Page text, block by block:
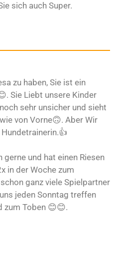
sich auch Super.
zu haben, Sie ist ein
Sie Liebt unsere Kinder
sehr unsicher und sieht
von Vorne🙃. Aber Wir
und hat einen Riesen
in der Woche zum
ganz viele Spielpartner
jeden Sonntag treffen
zum Toben 😊😊.